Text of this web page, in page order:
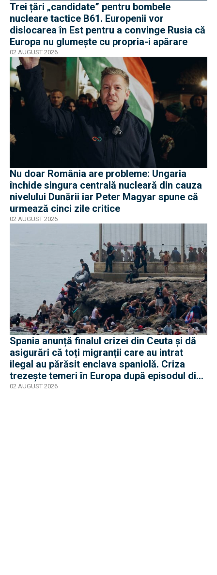
Trei țări „candidate” pentru bombele
nucleare tactice B61. Europenii vor
dislocarea în Est pentru a convinge Rusia că
Europa nu glumește cu propria-i apărare
02 AUGUST 2026
Nu doar România are probleme: Ungaria
închide singura centrală nucleară din cauza
nivelului Dunării iar Peter Magyar spune că
urmează cinci zile critice
02 AUGUST 2026
Spania anunță finalul crizei din Ceuta și dă
asigurări că toți migranții care au intrat
ilegal au părăsit enclava spaniolă. Criza
trezește temeri în Europa după episodul din
2015
02 AUGUST 2026